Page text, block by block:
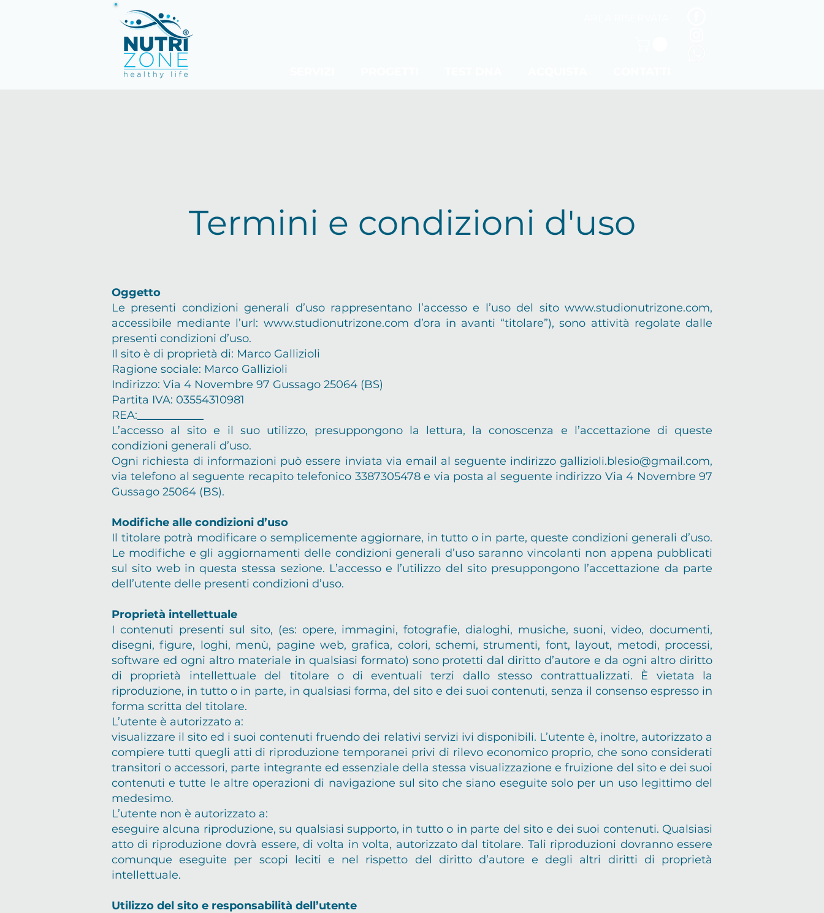
Termini e condizioni d'uso
Oggetto
Le presenti condizioni generali d’uso rappresentano l’accesso e l’uso del sito www.studionutrizone.com,
accessibile mediante l’url: www.studionutrizone.com d’ora in avanti “titolare”), sono attività regolate dalle
presenti condizioni d’uso.
Il sito è di proprietà di: Marco Gallizioli
Ragione sociale: Marco Gallizioli
Indirizzo: Via 4 Novembre 97 Gussago 25064 (BS)
Partita IVA: 03554310981
REA:
L’accesso al sito e il suo utilizzo, presuppongono la lettura, la conoscenza e l’accettazione di queste
condizioni generali d’uso.
Ogni richiesta di informazioni può essere inviata via email al seguente indirizzo gallizioli.blesio@gmail.com,
via telefono al seguente recapito telefonico 3387305478 e via posta al seguente indirizzo Via 4 Novembre 97
Gussago 25064 (BS).
Modifiche alle condizioni d’uso
Il titolare potrà modificare o semplicemente aggiornare, in tutto o in parte, queste condizioni generali d’uso.
Le modifiche e gli aggiornamenti delle condizioni generali d’uso saranno vincolanti non appena pubblicati
sul sito web in questa stessa sezione. L’accesso e l’utilizzo del sito presuppongono l’accettazione da parte
dell’utente delle presenti condizioni d’uso.
Proprietà intellettuale
I contenuti presenti sul sito, (es: opere, immagini, fotografie, dialoghi, musiche, suoni, video, documenti,
disegni, figure, loghi, menù, pagine web, grafica, colori, schemi, strumenti, font, layout, metodi, processi,
software ed ogni altro materiale in qualsiasi formato) sono protetti dal diritto d’autore e da ogni altro diritto
di proprietà intellettuale del titolare o di eventuali terzi dallo stesso contrattualizzati. È vietata la
riproduzione, in tutto o in parte, in qualsiasi forma, del sito e dei suoi contenuti, senza il consenso espresso in
forma scritta del titolare.
L’utente è autorizzato a:
visualizzare il sito ed i suoi contenuti fruendo dei relativi servizi ivi disponibili. L’utente è, inoltre, autorizzato a
compiere tutti quegli atti di riproduzione temporanei privi di rilevo economico proprio, che sono considerati
transitori o accessori, parte integrante ed essenziale della stessa visualizzazione e fruizione del sito e dei suoi
contenuti e tutte le altre operazioni di navigazione sul sito che siano eseguite solo per un uso legittimo del
medesimo.
L’utente non è autorizzato a:
eseguire alcuna riproduzione, su qualsiasi supporto, in tutto o in parte del sito e dei suoi contenuti. Qualsiasi
atto di riproduzione dovrà essere, di volta in volta, autorizzato dal titolare. Tali riproduzioni dovranno essere
comunque eseguite per scopi leciti e nel rispetto del diritto d’autore e degli altri diritti di proprietà
intellettuale.
Utilizzo del sito e responsabilità dell’utente